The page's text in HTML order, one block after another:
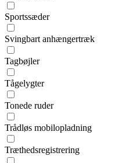
Sportssæder
Svingbart anhængertræk
Tagbøjler
Tågelygter
Tonede ruder
Trådløs mobilopladning
Træthedsregistrering